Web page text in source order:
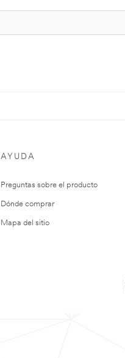
AYUDA
Preguntas sobre el producto
Dónde comprar
Mapa del sitio